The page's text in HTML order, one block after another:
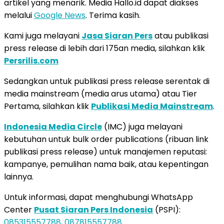
artikel yang menarik. Media Hallo.id dapat diakses
melaluiGoogle News. Terima kasih.
Kami juga melayani Jasa Siaran Persatau publikasi
press release di lebih dari 175an media, silahkan klik
Persrilis.com
Sedangkan untuk publikasi press release serentak di
media mainstream (media arus utama) atau Tier
Pertama, silahkan klik Publikasi Media Mainstream.
Indonesia Media Circle (IMC) juga melayani
kebutuhan untuk bulk order publications (ribuan link
publikasi press release) untuk manajemen reputasi:
kampanye, pemulihan nama baik, atau kepentingan
lainnya.
Untuk informasi, dapat menghubungi WhatsApp
Center Pusat Siaran Pers Indonesia (PSPI):